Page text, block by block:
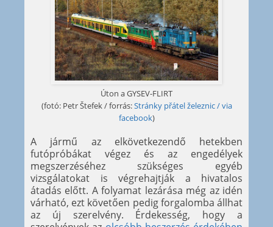
Úton a GYSEV-FLIRT
(fotó: Petr Štefek / forrás:Stránky přátel železnic / via
facebook)
A jármű az elkövetkezendő hetekben
futópróbákat végez és az engedélyek
megszerzéséhez szükséges egyéb
vizsgálatokat is végrehajtják a hivatalos
átadás előtt. A folyamat lezárása még az idén
várható, ezt követően pedig forgalomba állhat
az új szerelvény. Érdekesség, hogy a